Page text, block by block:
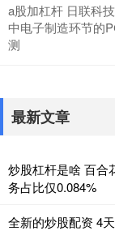
a股加杠杆 日联科
中电子制造环节的
测
最新文章
炒股杠杆是啥 百合
务占比仅0.084%
全新的炒股配资 4